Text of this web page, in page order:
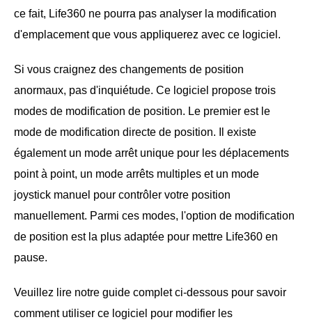
ce fait, Life360 ne pourra pas analyser la modification
d'emplacement que vous appliquerez avec ce logiciel.
Si vous craignez des changements de position
anormaux, pas d'inquiétude. Ce logiciel propose trois
modes de modification de position. Le premier est le
mode de modification directe de position. Il existe
également un mode arrêt unique pour les déplacements
point à point, un mode arrêts multiples et un mode
joystick manuel pour contrôler votre position
manuellement. Parmi ces modes, l'option de modification
de position est la plus adaptée pour mettre Life360 en
pause.
Veuillez lire notre guide complet ci-dessous pour savoir
comment utiliser ce logiciel pour modifier les